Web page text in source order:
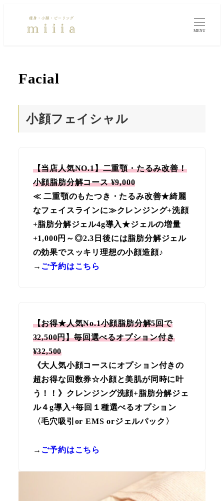
MENU
Facial
小顔フェイシャル
【当店人気NO.1】二重顎・たるみ改善！
小顔脂肪分解コース ¥9,000
≪ 二重顎のもたつき・たるみ改善★綺麗
なフェイスラインに≫クレンジング+洗顔
+脂肪分解ジェル4g導入★ジェルの増量
+1,000円～◎2.3日後には脂肪分解ジェル
の効果でスッキリ理想の小顔造顔♪
→ ご予約はこちら
【お得★人気No.1小顔脂肪分解5回で
32,500円】毎回選べるオプション付き
¥32,500
《大人気小顔コースにオプション付きの
超お得な回数券☆小顔と美肌が同時に叶
う！！》クレンジング洗顔+脂肪分解ジェ
ル４g導入+毎回１種選べるオプション
〈毛穴吸引or EMS orジェルパック〉
→ ご予約はこちら